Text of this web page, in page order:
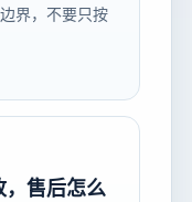
界，不要只按
，售后怎么